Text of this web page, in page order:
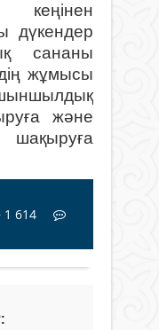
дүкендер
сананы
жұмысы
және
1 614